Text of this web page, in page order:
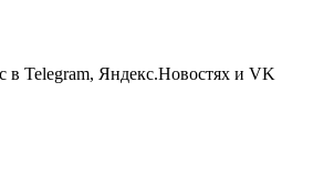
в Telegram, Яндекс.Новостях и VK